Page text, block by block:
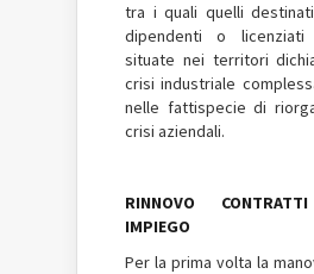
tra i quali quelli
dipendenti o
situate nei territori
crisi industriale
nelle fattispecie di
crisi aziendali.
RINNOVO
IMPIEGO
Per la prima volta la